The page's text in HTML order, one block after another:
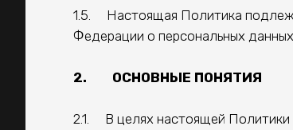
1.5. Настоящая Политика
Федерации о персональных
2. ОСНОВНЫЕ ПОНЯТИЯ
2.1. В целях настоящей Политики